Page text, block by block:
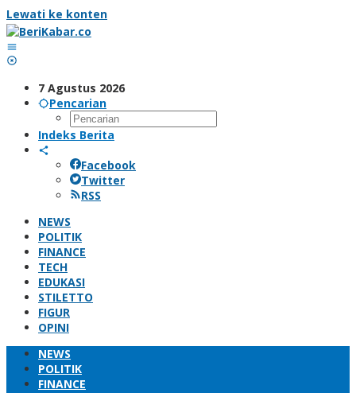
Lewati ke konten
7 Agustus 2026
Pencarian
Indeks Berita
Facebook
Twitter
RSS
NEWS
POLITIK
FINANCE
TECH
EDUKASI
STILETTO
FIGUR
OPINI
NEWS
POLITIK
FINANCE